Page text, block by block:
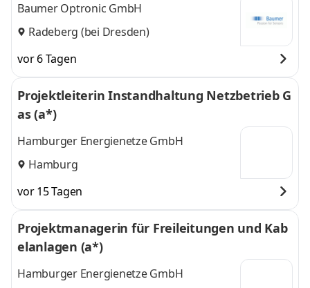
Baumer Optronic GmbH
Radeberg (bei Dresden)
vor 6 Tagen
Projektleiterin Instandhaltung Netzbetrieb G
as (a*)
Hamburger Energienetze GmbH
Hamburg
vor 15 Tagen
Projektmanagerin für Freileitungen und Kab
elanlagen (a*)
Hamburger Energienetze GmbH